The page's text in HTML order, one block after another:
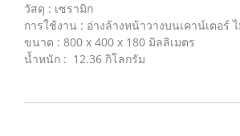
วัสดุ : เซรามิก
การใช้งาน : อ่างล้างหน้าวางบนเคาน์เตอร์
ขนาด : 800 x 400 x 180 มิลลิเมตร
น้ำหนัก : 12.36 กิโลกรัม